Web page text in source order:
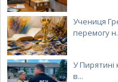
Учениця
перемогу
У Пирятині
в...